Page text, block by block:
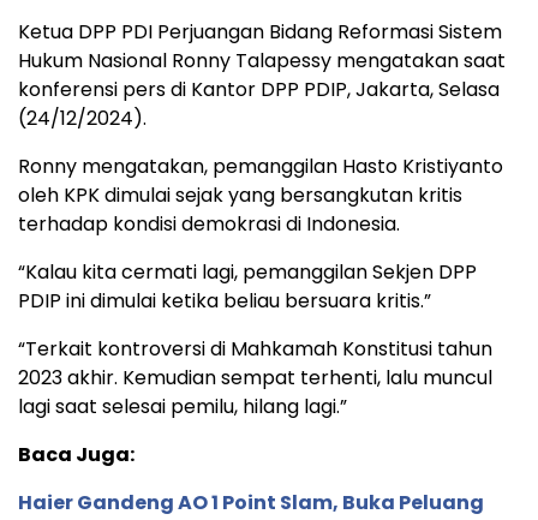
Ketua DPP PDI Perjuangan Bidang Reformasi Sistem
Hukum Nasional Ronny Talapessy mengatakan saat
konferensi pers di Kantor DPP PDIP, Jakarta, Selasa
(24/12/2024).
Ronny mengatakan, pemanggilan Hasto Kristiyanto
oleh KPK dimulai sejak yang bersangkutan kritis
terhadap kondisi demokrasi di Indonesia.
“Kalau kita cermati lagi, pemanggilan Sekjen DPP
PDIP ini dimulai ketika beliau bersuara kritis.”
“Terkait kontroversi di Mahkamah Konstitusi tahun
2023 akhir. Kemudian sempat terhenti, lalu muncul
lagi saat selesai pemilu, hilang lagi.”
Baca Juga:
Haier Gandeng AO 1 Point Slam, Buka Peluang